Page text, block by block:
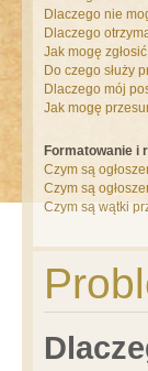
Dlaczego nie
Dlaczego
Jak mogę
Do czego służy
Dlaczego mój
Jak mogę
Formatowanie i
Czym są
Czym są
Czym są wątki